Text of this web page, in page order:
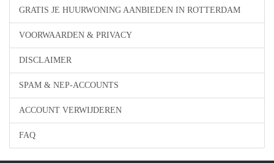
GRATIS JE HUURWONING AANBIEDEN IN ROTTERDAM
VOORWAARDEN & PRIVACY
DISCLAIMER
SPAM & NEP-ACCOUNTS
ACCOUNT VERWIJDEREN
FAQ